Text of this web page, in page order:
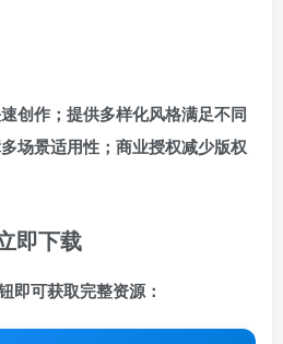
创作；提供多样化风格满足不同
场景适用性；商业授权减少版权
即下载
即可获取完整资源：